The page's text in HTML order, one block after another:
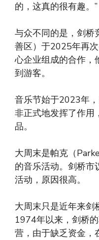
的，这真的很有趣。”
与众不同的是，剑桥
善区）于2025年再
心企业组成的合作，
到游客。
音乐节始于2023年
非正式地发挥了作用
品。
大周末是帕克（
的音乐活动。剑桥
活动，原因很高。
大周末只是近年来剑
1974年以来，剑桥
营，由于缺乏资金，